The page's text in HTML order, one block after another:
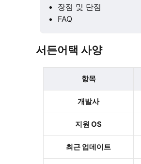
장점 및 단점
FAQ
서든어택 사양
항목
개발사
지원 OS
최근 업데이트